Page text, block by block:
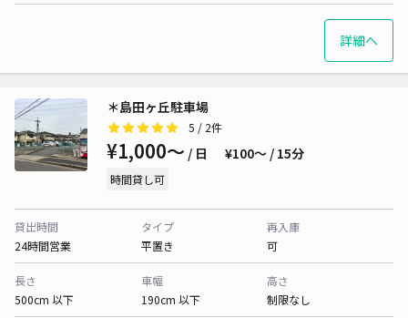
詳細へ
＊島田ヶ丘駐車場
5 / 2件
¥1,000〜 / 日 ¥100〜 / 15分
時間貸し可
貸出時間
24時間営業
タイプ
平置き
再入庫
可
長さ
500cm 以下
車幅
190cm 以下
高さ
制限なし